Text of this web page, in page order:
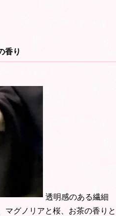
香り
透明感のある繊細
マグノリアと桜、お茶の香りと